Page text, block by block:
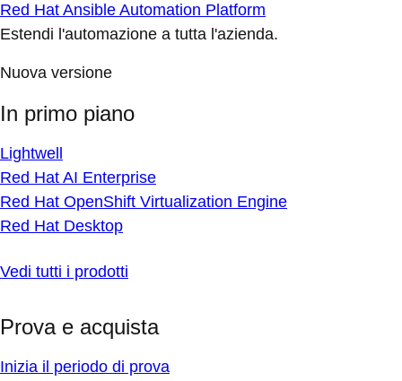
Red Hat Ansible Automation Platform
Estendi l'automazione a tutta l'azienda.
Nuova versione
In primo piano
Lightwell
Red Hat AI Enterprise
Red Hat OpenShift Virtualization Engine
Red Hat Desktop
Vedi tutti i prodotti
Prova e acquista
Inizia il periodo di prova